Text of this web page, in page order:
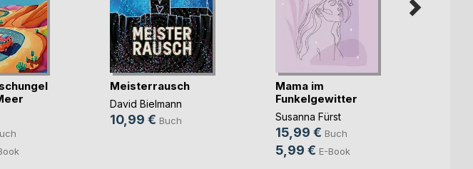
Meisterrausch
David Bielmann
10,99 € Buch
Mama im
Funkelgewitter
Susanna Fürst
15,99 € Buch
5,99 € E-Book